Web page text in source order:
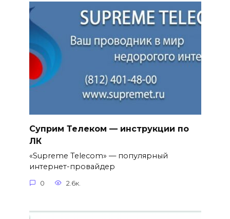
Суприм Телеком — инструкции по
ЛК
«Supreme Telecom» — популярный
интернет-провайдер
0 2.6к.